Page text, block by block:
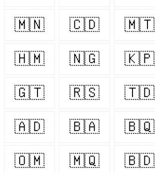
🇲🇳 🇨🇩 🇲🇹
🇭🇲 🇳🇬 🇰🇵
🇬🇹 🇷🇸 🇹🇩
🇦🇩 🇧🇦 🇧🇶
🇴🇲 🇲🇶 🇧🇩